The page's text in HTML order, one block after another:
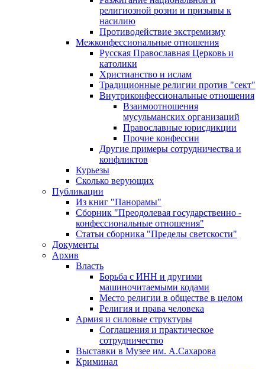
религиозной розни и призывы к
насилию
Противодействие экстремизму
Межконфессиональные отношения
Русская Православная Церковь и
католики
Христианство и ислам
Традиционные религии против "сект"
Внутриконфессиональные отношения
Взаимоотношения
мусульманских организаций
Православные юрисдикции
Прочие конфессии
Другие примеры сотрудничества и
конфликтов
Курьезы
Сколько верующих
Публикации
Из книг "Панорамы"
Сборник "Преодолевая государственно -
конфессиональные отношения"
Статьи сборника "Пределы светскости"
Документы
Архив
Власть
Борьба с ИНН и другими
машиночитаемыми кодами
Место религии в обществе в целом
Религия и права человека
Армия и силовые структуры
Соглашения и практическое
сотрудничество
Выставки в Музее им. А.Сахарова
Криминал